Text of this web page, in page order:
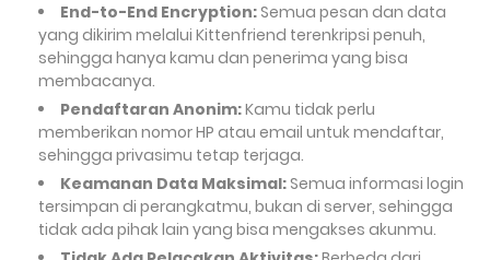
End-to-End Encryption:Semua pesan dan data
yang dikirim melalui Kittenfriend terenkripsi penuh,
sehingga hanya kamu dan penerima yang bisa
membacanya.
Pendaftaran Anonim:Kamu tidak perlu
memberikan nomor HP atau email untuk mendaftar,
sehingga privasimu tetap terjaga.
Keamanan Data Maksimal:Semua informasi login
tersimpan di perangkatmu, bukan di server, sehingga
tidak ada pihak lain yang bisa mengakses akunmu.